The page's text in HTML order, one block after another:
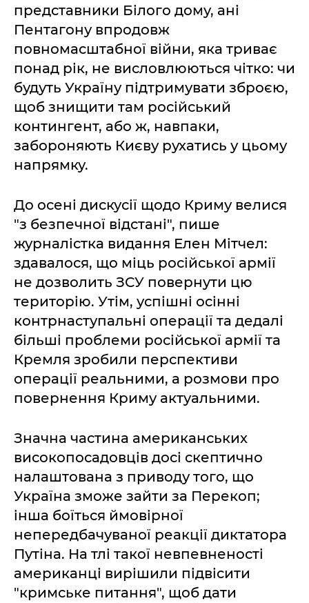
представники Білого дому, ані
Пентагону впродовж
повномасштабної війни, яка триває
понад рік, не висловлюються чітко: чи
будуть Україну підтримувати зброєю,
щоб знищити там російський
контингент, або ж, навпаки,
забороняють Києву рухатись у цьому
напрямку.
До осені дискусії щодо Криму велися
"з безпечної відстані", пише
журналістка видання Елен Мітчел:
здавалося, що міць російської армії
не дозволить ЗСУ повернути цю
територію. Утім, успішні осінні
контрнаступальні операції та дедалі
більші проблеми російської армії та
Кремля зробили перспективи
операції реальними, а розмови про
повернення Криму актуальними.
Значна частина американських
високопосадовців досі скептично
налаштована з приводу того, що
Україна зможе зайти за Перекоп;
інша боїться ймовірної
непередбачуваної реакції диктатора
Путіна. На тлі такої невпевненості
американці вирішили підвісити
"кримське питання", щоб дати